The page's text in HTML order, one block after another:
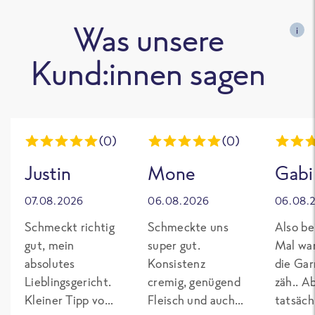
Was unsere
Kund:innen sagen
i
(0)
Justin
07.08.2026
Schmeckt richtig
gut, mein
absolutes
Lieblingsgericht.
Kleiner Tipp von
(0)
Mone
06.08.2026
Schmeckte uns
super gut.
Konsistenz
cremig, genügend
Fleisch und auch
Gabi
Also
Mal
die
zäh..